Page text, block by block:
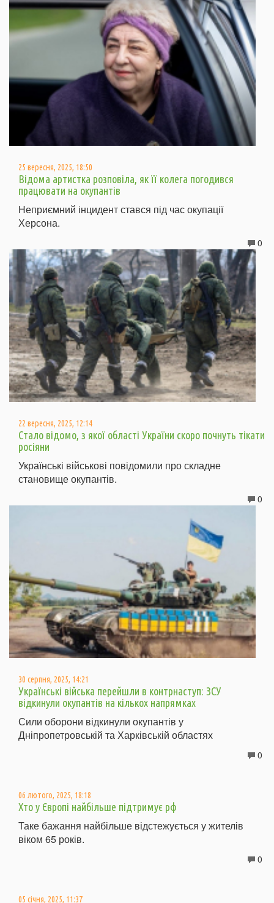
25 вересня, 2025, 18:50
Відома артистка розповіла, як її колега погодився
працювати на окупантів
Неприємний інцидент стався під час окупації
Херсона.
0
22 вересня, 2025, 12:14
Стало відомо, з якої області України скоро почнуть тікати
росіяни
Українські військові повідомили про складне
становище окупантів.
0
30 серпня, 2025, 14:21
Українські війська перейшли в контрнаступ: ЗСУ
відкинули окупантів на кількох напрямках
Сили оборони відкинули окупантів у
Дніпропетровській та Харківській областях
0
06 лютого, 2025, 18:18
Хто у Європі найбільше підтримує рф
Таке бажання найбільше відстежується у жителів
віком 65 років.
0
05 січня, 2025, 11:37